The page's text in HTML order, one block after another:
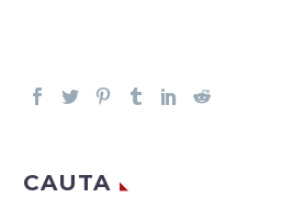
CAUTA